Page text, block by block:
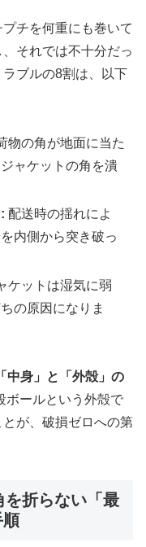
チを何重にも巻いて
それでは不十分だっ
ブルの8割は、以下
物の角が地面に当た
ャケットの角を潰
配送時の揺れによ
内側から突き破っ
ケットは湿気に弱
の原因になりま
中身」と「外殻」の
ボールという外殻で
が、破損ゼロへの第
を折らない「最
順